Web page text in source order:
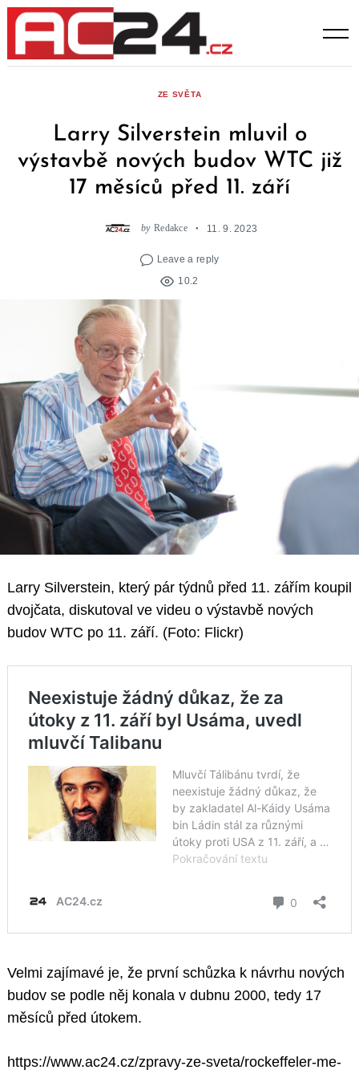
Skip
content
ZE SVĚTA
Larry Silverstein mluvil o
výstavbě nových budov WTC již
17 měsíců před 11. září
by Redakce 11. 9. 2023
Leave a reply
10.2
Larry Silverstein, který pár týdnů před 11. zářím koupil
dvojčata, diskutoval ve videu o výstavbě nových
budov WTC po 11. září. (Foto: Flickr)
Velmi zajímavé je, že první schůzka k návrhu nových
budov se podle něj konala v dubnu 2000, tedy 17
měsíců před útokem.
https://www.ac24.cz/zpravy-ze-sveta/rockeffeler-me-